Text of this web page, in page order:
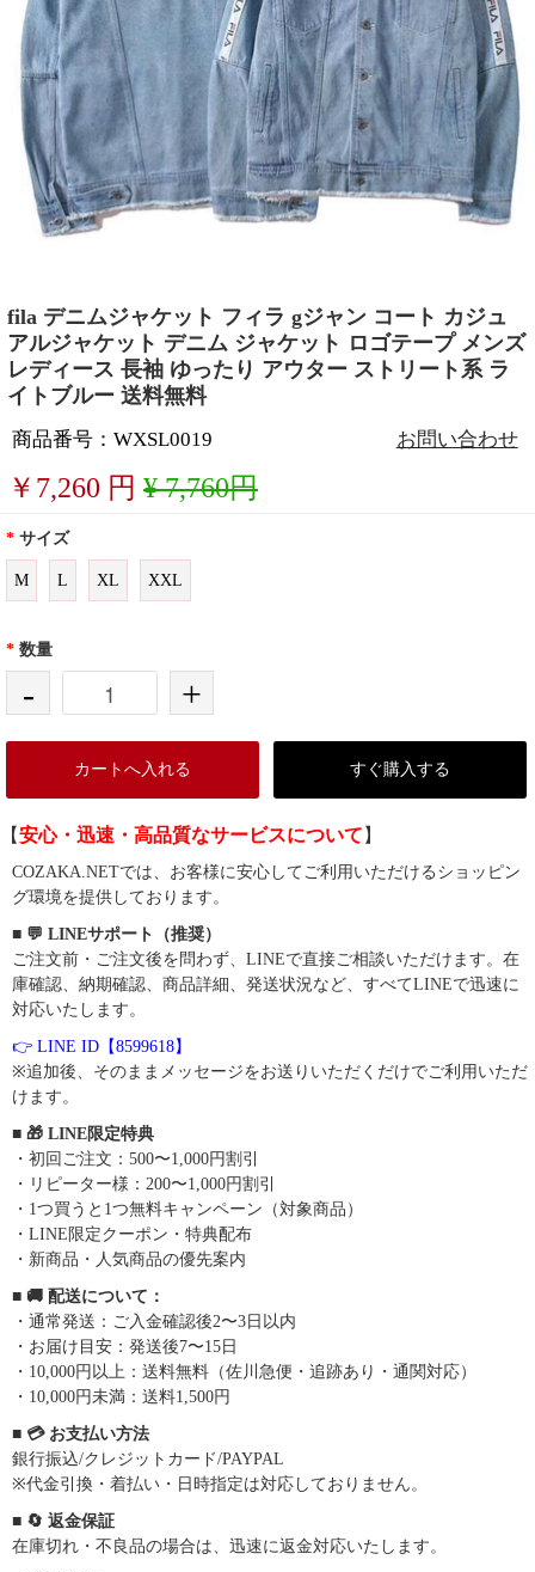
fila デニムジャケット フィラ gジャン コート カジュ
アルジャケット デニム ジャケット ロゴテープ メンズ
レディース 長袖 ゆったり アウター ストリート系 ラ
イトブルー 送料無料
商品番号：WXSL0019 お問い合わせ
￥ 7,260 円 ¥ 7,760円
* サイズ
M L XL XXL
* 数量
- +
カートへ入れる すぐ購入する
【安心・迅速・高品質なサービスについて 】
COZAKA.NETでは、お客様に安心してご利用いただけるショッピン
グ環境を提供しております。
■ 💬 LINEサポート（推奨）
ご注文前・ご注文後を問わず、LINEで直接ご相談いただけます。在
庫確認、納期確認、商品詳細、発送状況など、すべてLINEで迅速に
対応いたします。
👉 LINE ID【8599618】
※追加後、そのままメッセージをお送りいただくだけでご利用いただ
けます。
■ 🎁 LINE限定特典
・初回ご注文：500〜1,000円割引
・リピーター様：200〜1,000円割引
・1つ買うと1つ無料キャンペーン（対象商品）
・LINE限定クーポン・特典配布
・新商品・人気商品の優先案内
■ 🚚 配送について：
・通常発送：ご入金確認後2〜3日以内
・お届け目安：発送後7〜15日
・10,000円以上：送料無料（佐川急便・追跡あり・通関対応）
・10,000円未満：送料1,500円
■ 💳 お支払い方法
銀行振込/クレジットカード/PAYPAL
※代金引換・着払い・日時指定は対応しておりません。
■ 🔄 返金保証
在庫切れ・不良品の場合は、迅速に返金対応いたします。